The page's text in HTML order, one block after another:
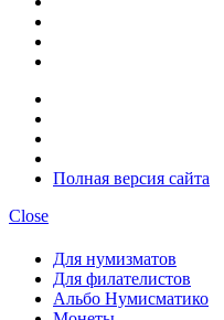
Полная версия сайта
Close
Для нумизматов
Для филателистов
Альбо Нумисматико